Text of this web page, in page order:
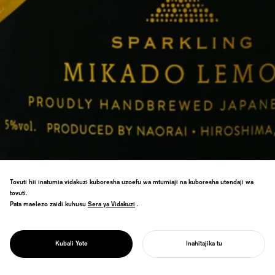
PROJECT
MIKADO LEMON
muundo wa ganda la limau. Mshindi wa
Tuzo Kuu ya Muundo wa Hiroshima.
Tovuti hii inatumia vidakuzi kuboresha uzoefu wa mtumiaji na kuboresha utendaji wa
tovuti.
Pata maelezo zaidi kuhusu Sera ya Vidakuzi
Sera ya Vidakuzi .
Kubali Yote Inahitajika tu